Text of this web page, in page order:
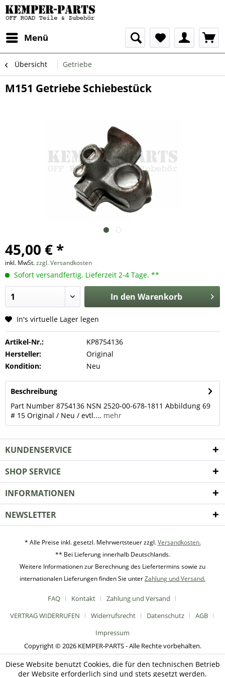
Menü
Übersicht Getriebe
M151 Getriebe Schiebestück
45,00 € *
inkl. MwSt.zzgl. Versandkosten
Sofort versandfertig. Lieferzeit 2-4 Tage. **
In den Warenkorb
In's virtuelle Lager legen
Artikel-Nr.:
KP8754136
Hersteller:
Original
Kondition:
Neu
Beschreibung
Part Number 8754136 NSN 2520-00-678-1811 Abbildung 69
# 15 Original / Neu / evtl.... mehr
KUNDENSERVICE
SHOP SERVICE
INFORMATIONEN
NEWSLETTER
* Alle Preise inkl. gesetzl. Mehrwertsteuer zzgl.Versandkosten.
** Bei Lieferung innerhalb Deutschlands.
Weitere Informationen zur Berechnung des Liefertermins sowie zu
internationalen Lieferungen finden Sie unterZahlung und Versand.
FAQ Kontakt
Zahlung und Versand
VERTRAG WIDERRUFEN
Widerrufsrecht Datenschutz
AGB
Impressum
Copyright © 2026 KEMPER-PARTS - Alle Rechte vorbehalten.
Diese Website benutzt Cookies, die für den technischen Betrieb
der Website erforderlich sind und stets gesetzt werden.